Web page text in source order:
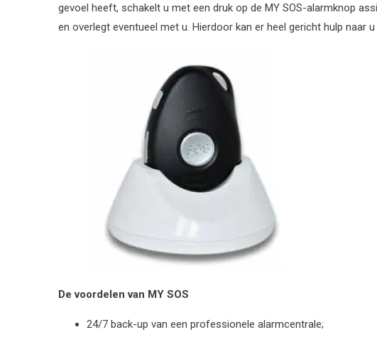
gevoel heeft, schakelt u met een druk op de MY SOS-alarmknop
en overlegt eventueel met u. Hierdoor kan er heel gericht hulp naar
De voordelen van MY SOS
24/7 back-up van een professionele alarmcentrale;